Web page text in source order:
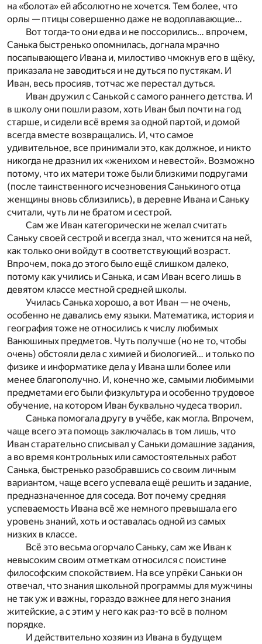
на «болота» ей абсолютно не хочется. Тем более, что
орлы — птицы совершенно даже не водоплавающие…
Вот тогда-то они едва и не поссорились… впрочем,
Санька быстренько опомнилась, догнала мрачно
посапывающего Ивана и, милостиво чмокнув его в щёку,
приказала не заводиться и не дуться по пустякам. И
Иван, весь просияв, тотчас же перестал дуться.
Иван дружил с Санькой с самого раннего детства. И
в школу они пошли разом, хоть Иван был почти на год
старше, и сидели всё время за одной партой, и домой
всегда вместе возвращались. И, что самое
удивительное, все принимали это, как должное, и никто
никогда не дразнил их «женихом и невестой». Возможно
потому, что их матери тоже были близкими подругами
(после таинственного исчезновения Санькиного отца
женщины вновь сблизились), в деревне Ивана и Саньку
считали, чуть ли не братом и сестрой.
Сам же Иван категорически не желал считать
Саньку своей сестрой и всегда знал, что женится на ней,
как только они войдут в соответствующий возраст.
Впрочем, пока до этого было ещё слишком далеко,
потому как учились и Санька, и сам Иван всего лишь в
девятом классе местной средней школы.
Училась Санька хорошо, а вот Иван — не очень,
особенно не давались ему языки. Математика, история и
география тоже не относились к числу любимых
Ванюшиных предметов. Чуть получше (но не то, чтобы
очень) обстояли дела с химией и биологией… и только по
физике и информатике дела у Ивана шли более или
менее благополучно. И, конечно же, самыми любимыми
предметами его были физкультура и особенно трудовое
обучение, на котором Иван буквально чудеса творил.
Санька помогала другу в учёбе, как могла. Впрочем,
чаще всего эта помощь заключалась в том лишь, что
Иван старательно списывал у Саньки домашние задания,
а во время контрольных или самостоятельных работ
Санька, быстренько разобравшись со своим личным
вариантом, чаще всего успевала ещё решить и задание,
предназначенное для соседа. Вот почему средняя
успеваемость Ивана всё же немного превышала его
уровень знаний, хоть и оставалась одной из самых
низких в классе.
Всё это весьма огорчало Саньку, сам же Иван к
невысоким своим отметкам относился с поистине
философским спокойствием. На все упрёки Саньки он
отвечал, что знания школьной программы для мужчины
не так уж и важны, гораздо важнее для него знания
житейские, а с этим у него как раз-то всё в полном
порядке.
И действительно хозяин из Ивана в будущем